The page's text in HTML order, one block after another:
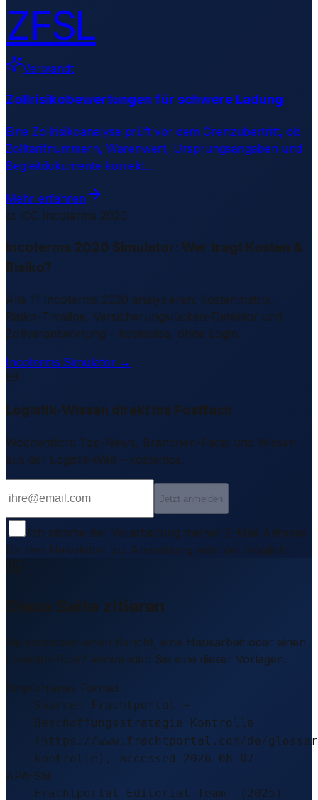
ZFSL
Verwandt
Zollrisikobewertungen für schwere Ladung
Eine Zollrisikoanalyse prüft vor dem Grenzübertritt, ob
Zolltarifnummern, Warenwert, Ursprungsangaben und
Begleitdokumente korrekt…
Mehr erfahren
⚖️ ICC Incoterms 2020
Incoterms 2020 Simulator: Wer tragt Kosten &
Risiko?
Alle 11 Incoterms 2020 analysieren: Kostenmatrix,
Risiko-Timeline, Versicherungslücken-Detektor und
Zollverantwortung – kostenlos, ohne Login.
Incoterms Simulator →
Logistik-Wissen direkt ins Postfach
Wöchentlich: Top-News, Branchen-Facts und Wissen
aus der Logistik-Welt – kostenlos.
Jetzt anmelden
Ich stimme der Verarbeitung meiner E-Mail-Adresse
für den Newsletter zu. Abmeldung jederzeit möglich.
Diese Seite zitieren
Sie schreiben einen Bericht, eine Hausarbeit oder einen
LinkedIn-Post? Verwenden Sie eine dieser Vorlagen.
Empfohlenes Format
Source: Frachtportal –
Beschaffungsstrategie Kontrolle
(https://www.frachtportal.com/de/
kontrolle), accessed 2026-08-07
APA-Stil
Frachtportal Editorial Team. (2025).